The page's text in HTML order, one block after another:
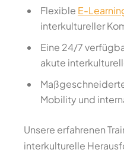
Flexible E-
interkultureller
Eine 24/7
akute
Mobility und
Unsere erfahrenen
interkulturelle